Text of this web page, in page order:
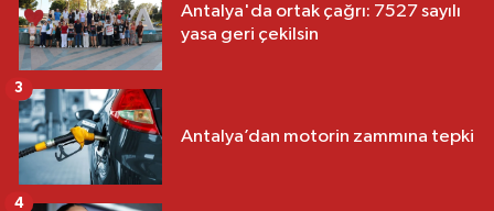
Antalya'da ortak çağrı: 7527 sayılı
yasa geri çekilsin
Antalya’dan motorin zammına tepki
3
4